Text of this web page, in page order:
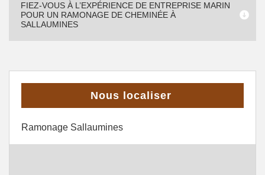
FIEZ-VOUS À L’EXPÉRIENCE DE ENTREPRISE MARIN
POUR UN RAMONAGE DE CHEMINÉE À
SALLAUMINES
Nous localiser
Ramonage Sallaumines